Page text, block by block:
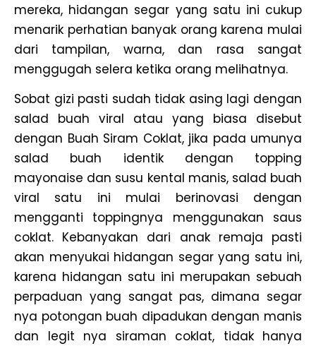
mereka, hidangan segar yang satu ini cukup
menarik perhatian banyak orang karena mulai
dari tampilan, warna, dan rasa sangat
menggugah selera ketika orang melihatnya.
Sobat gizi pasti sudah tidak asing lagi dengan
salad buah viral atau yang biasa disebut
dengan Buah Siram Coklat, jika pada umunya
salad buah identik dengan topping
mayonaise dan susu kental manis, salad buah
viral satu ini mulai berinovasi dengan
mengganti toppingnya menggunakan saus
coklat. Kebanyakan dari anak remaja pasti
akan menyukai hidangan segar yang satu ini,
karena hidangan satu ini merupakan sebuah
perpaduan yang sangat pas, dimana segar
nya potongan buah dipadukan dengan manis
dan legit nya siraman coklat, tidak hanya